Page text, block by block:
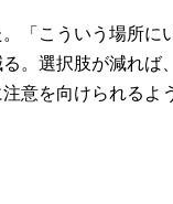
「こういう場所に
。選択肢が減れば
意を向けられるよ